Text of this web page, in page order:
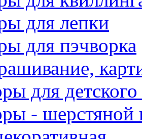
для лепки
для пэчворка
для
- шерстяной